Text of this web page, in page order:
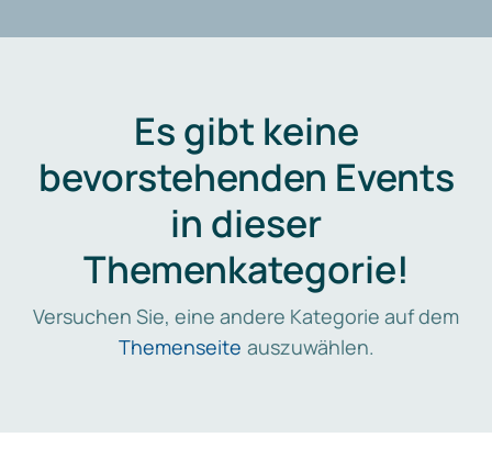
Es gibt keine
bevorstehenden Events
in dieser
Themenkategorie!
Versuchen Sie, eine andere Kategorie auf dem
Themenseite auszuwählen.